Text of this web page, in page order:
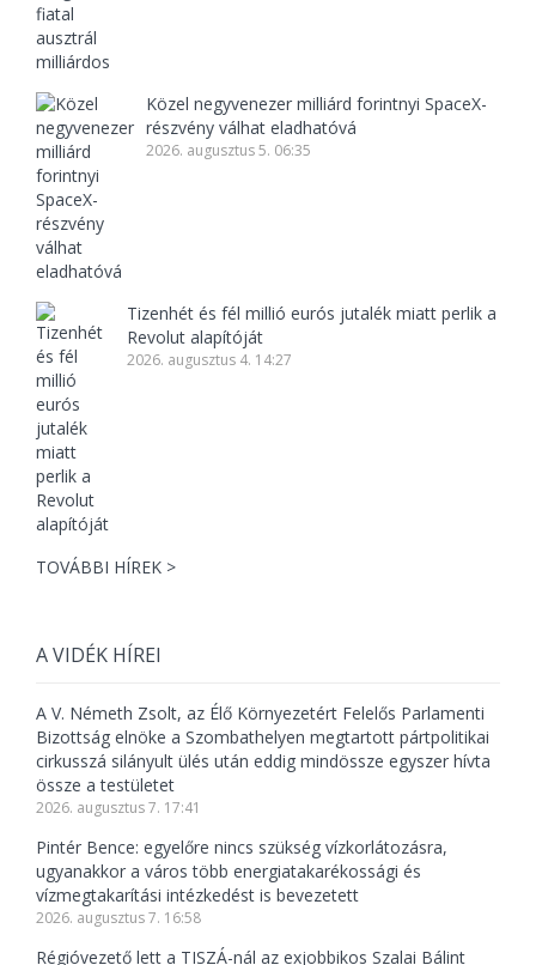
Közel negyvenezer milliárd forintnyi SpaceX-
részvény válhat eladhatóvá
2026. augusztus 5. 06:35
Tizenhét és fél millió eurós jutalék miatt perlik a
Revolut alapítóját
2026. augusztus 4. 14:27
TOVÁBBI HÍREK >
A VIDÉK HÍREI
A V. Németh Zsolt, az Élő Környezetért Felelős Parlamenti
Bizottság elnöke a Szombathelyen megtartott pártpolitikai
cirkusszá silányult ülés után eddig mindössze egyszer hívta
össze a testületet
2026. augusztus 7. 17:41
Pintér Bence: egyelőre nincs szükség vízkorlátozásra,
ugyanakkor a város több energiatakarékossági és
vízmegtakarítási intézkedést is bevezetett
2026. augusztus 7. 16:58
Régióvezető lett a TISZÁ-nál az exjobbikos Szalai Bálint